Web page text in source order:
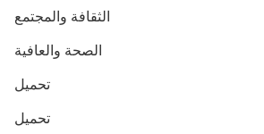
الثقافة والمجتمع
الصحة والعافية
تحميل
تحميل